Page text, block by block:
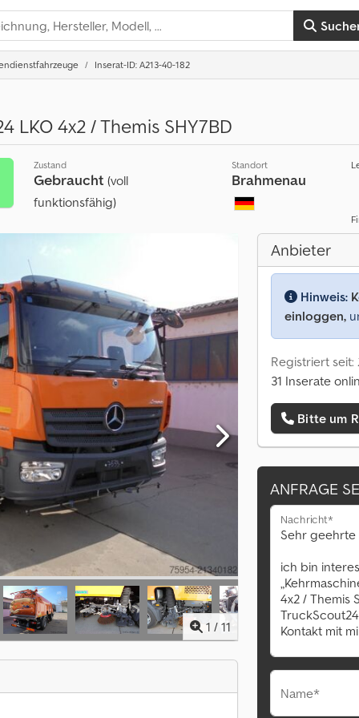
Inserat-ID: A213-40-182
LKO 4x2 / Themis SHY7BD
Zustand
Gebraucht (voll
funktionsfähig)
Standort
Brahmenau
1 / 11
Anbieter
Hinweis:
einloggen,
Registriert seit:
31 Inserate
Bitte um
ANFRAGE
Nachricht*
Name*